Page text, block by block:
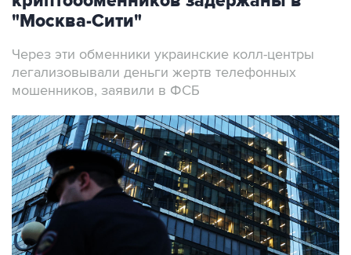
Через эти обменники украинские колл-центры
мошенников, заявили в ФСБ